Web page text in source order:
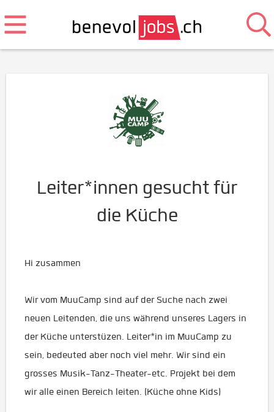
Leiter*innen gesucht für
die Küche
Hi zusammen
Wir vom MuuCamp sind auf der Suche nach zwei
neuen Leitenden, die uns während unseres Lagers in
der Küche unterstüzen. Leiter*in im MuuCamp zu
sein, bedeuted aber noch viel mehr. Wir sind ein
grosses Musik-Tanz-Theater-etc. Projekt bei dem
wir alle einen Bereich leiten. (Küche ohne Kids)